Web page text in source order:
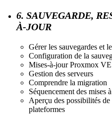
6. SAUVEGARDE,
À-JOUR
Gérer les sauvegardes et
Configuration de la
Mises-à-jour Proxmox
Gestion des serveurs
Comprendre la migration
Séquencement des mises
Aperçu des possibilités
plateformes